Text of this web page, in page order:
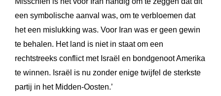
een symbolische aanval was, om te verbloemen dat
het een mislukking was. Voor Iran was er geen gewin
te behalen. Het land is niet in staat om een
rechtstreeks conflict met Israël en bondgenoot Amerika
te winnen. Israël is nu zonder enige twijfel de sterkste
partij in het Midden-Oosten.’